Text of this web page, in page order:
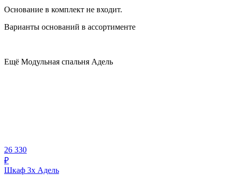
Основание в комплект не входит.
Варианты оснований в ассортименте
Ещё Модульная спальня Адель
26 330
₽
Шкаф 3х Адель